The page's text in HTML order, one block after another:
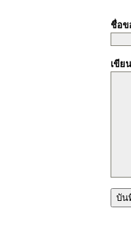
ชื่อ
เขีย